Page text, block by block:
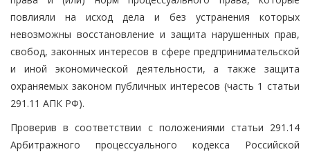
повлияли на исход дела и без устранения которых
невозможны восстановление и защита нарушенных прав,
свобод, законных интересов в сфере предпринимательской
и иной экономической деятельности, а также защита
охраняемых законом публичных интересов (часть 1 статьи
291.11 АПК РФ).
Проверив в соответствии с положениями статьи 291.14
Арбитражного процессуального кодекса Российской